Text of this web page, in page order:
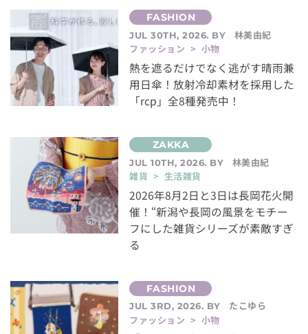
JUL 30TH, 2026. BY
林美由紀
ファッション > 小物
熱を遮るだけでなく逃がす晴雨兼
用日傘！放射冷却素材を採用した
「rcp」全8種発売中！
JUL 10TH, 2026. BY
林美由紀
雑貨 > 生活雑貨
2026年8月2日と3日は長岡花火開
催！“新潟や長岡の風景をモチー
フにした雑貨シリーズが素敵すぎ
る
JUL 3RD, 2026. BY
たこゆら
ファッション > 小物